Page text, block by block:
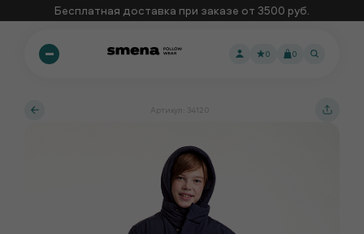
Бесплатная доставка при заказе от 3500 руб.
0
0
Артикул: 34120